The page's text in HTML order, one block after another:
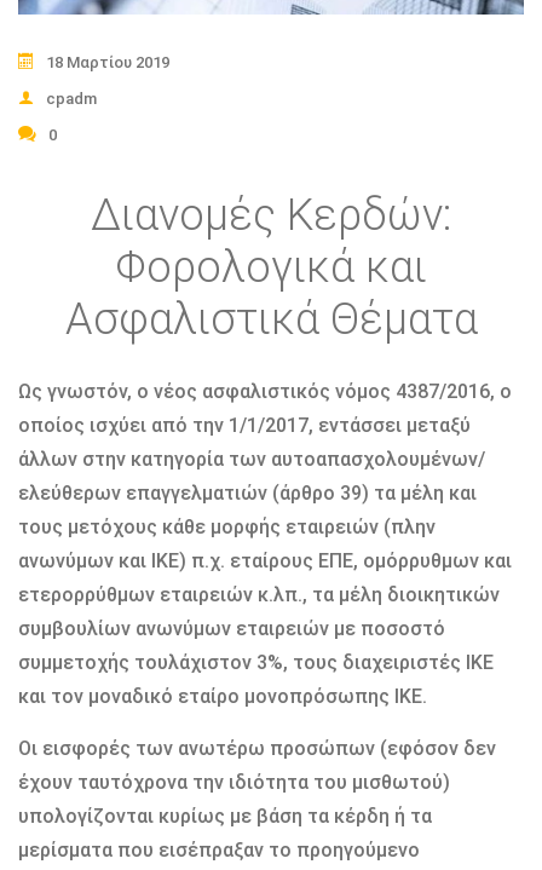
18 Μαρτίου 2019
cpadm
0
Διανομές Κερδών:
Φορολογικά και
Ασφαλιστικά Θέματα
Ως γνωστόν, ο νέος ασφαλιστικός νόμος 4387/2016, ο
οποίος ισχύει από την 1/1/2017, εντάσσει μεταξύ
άλλων στην κατηγορία των αυτοαπασχολουμένων/
ελεύθερων επαγγελματιών (άρθρο 39) τα μέλη και
τους μετόχους κάθε μορφής εταιρειών (πλην
ανωνύμων και ΙΚΕ) π.χ. εταίρους ΕΠΕ, ομόρρυθμων και
ετερορρύθμων εταιρειών κ.λπ., τα μέλη διοικητικών
συμβουλίων ανωνύμων εταιρειών με ποσοστό
συμμετοχής τουλάχιστον 3%, τους διαχειριστές ΙΚΕ
και τον μοναδικό εταίρο μονοπρόσωπης ΙΚΕ.
Οι εισφορές των ανωτέρω προσώπων (εφόσον δεν
έχουν ταυτόχρονα την ιδιότητα του μισθωτού)
υπολογίζονται κυρίως με βάση τα κέρδη ή τα
μερίσματα που εισέπραξαν το προηγούμενο